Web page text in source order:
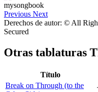
Previous Next
Derechos de autor: © All
Secured
Otras tablaturas
Título
Break on Through (to the